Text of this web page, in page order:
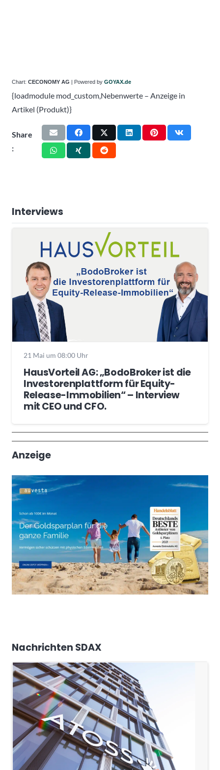
Chart: CECONOMY AG | Powered by GOYAX.de
{loadmodule mod_custom,Nebenwerte – Anzeige in
Artikel (Produkt)}
Share
:
Interviews
21 Mai um 08:00 Uhr
HausVorteil AG: „BodoBroker ist die
Investorenplattform für Equity-
Release-Immobilien“ – Interview
mit CEO und CFO.
Wochenrückblick
Trendthemen
Anzeige
Nachrichten SDAX